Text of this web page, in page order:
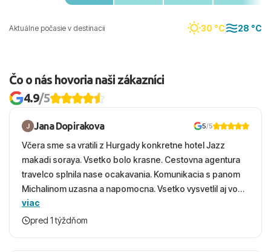
Aktuálne počasie v destinacii 30 °C 28 °C
Čo o nás hovoria naši zákazníci
4.9/5
Jana Dopirakova 5/5
Včera sme sa vratili z Hurgady konkretne hotel Jazz
makadi soraya. Vsetko bolo krasne. Cestovna agentura
travelco splnila nase ocakavania. Komunikacia s panom
Michalinom uzasna a napomocna. Vsetko vysvetlil aj vo
vecernych hodinach zaco sa ospravedlnujem. Hotel
krasny, cisty. Sluzby top. Strava, prostredie, more,
viac
pred 1 týždňom